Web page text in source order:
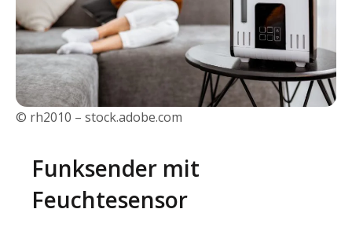
© rh2010 – stock.adobe.com
Funksender mit
Feuchtesensor